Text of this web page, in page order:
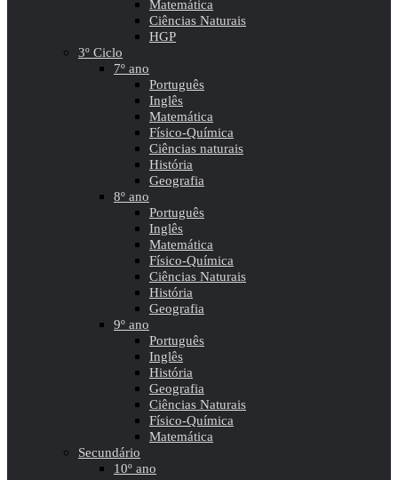
Matemática
Ciências Naturais
HGP
3º Ciclo
7º ano
Português
Inglês
Matemática
Físico-Química
Ciências naturais
História
Geografia
8º ano
Português
Inglês
Matemática
Físico-Química
Ciências Naturais
História
Geografia
9º ano
Português
Inglês
História
Geografia
Ciências Naturais
Físico-Química
Matemática
Secundário
10º ano